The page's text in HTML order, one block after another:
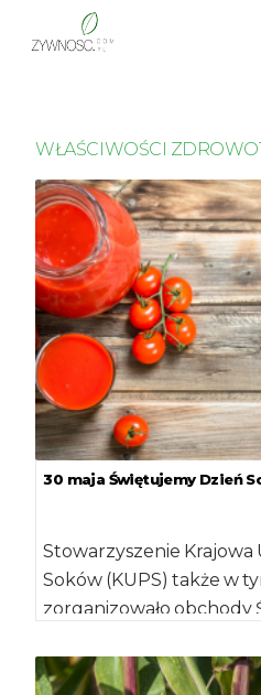
WŁAŚCIWOŚCI
30 maja Świętujemy Dzień
Stowarzyszenie
Soków (KUPS) także w
zorganizowało obchody